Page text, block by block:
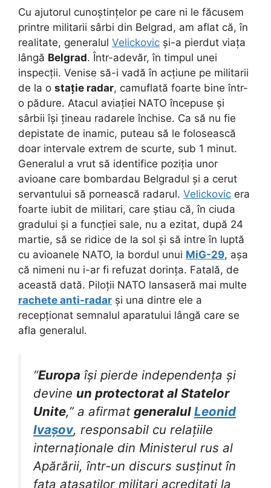
Cu ajutorul cunoștințelor pe care ni le făcusem
printre militarii sârbi din Belgrad, am aflat că, în
realitate, generalul Velickovic și-a pierdut viața
lângă Belgrad. Într-adevăr, în timpul unei
inspecții. Venise să-i vadă în acțiune pe militarii
de la o stație radar, camuflată foarte bine într-
o pădure. Atacul aviației NATO începuse și
sârbii își țineau radarele închise. Ca să nu fie
depistate de inamic, puteau să le folosească
doar intervale extrem de scurte, sub 1 minut.
Generalul a vrut să identifice poziția unor
avioane care bombardau Belgradul și a cerut
servantului să pornească radarul. Velickovic era
foarte iubit de militari, care știau că, în ciuda
gradului și a funcției sale, nu a ezitat, după 24
martie, să se ridice de la sol și să intre în luptă
cu avioanele NATO, la bordul unui MiG-29, așa
că nimeni nu i-ar fi refuzat dorința. Fatală, de
această dată. Piloții NATO lansaseră mai multe
rachete anti-radar și una dintre ele a
recepționat semnalul aparatului lângă care se
afla generalul.
“Europa își pierde independența și
devine un protectorat al Statelor
Unite,” a afirmat generalul Leonid
Ivașov, responsabil cu relațiile
internaționale din Ministerul rus al
Apărării, într-un discurs susținut în
fața atașaților militari acreditați la